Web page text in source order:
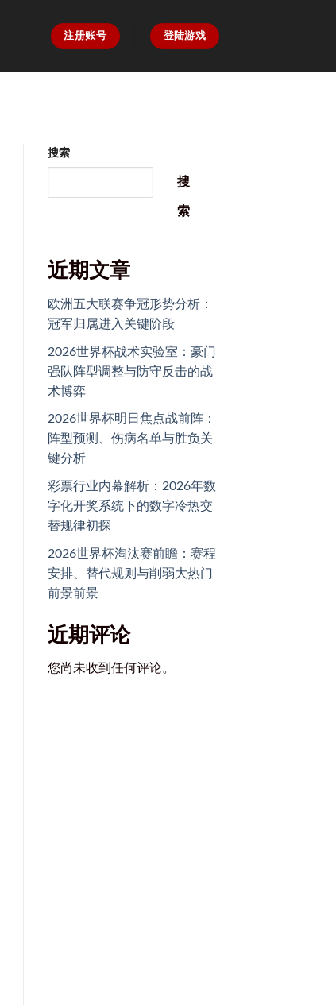
注册账号 登陆游戏
搜索
搜
索
近期文章
欧洲五大联赛争冠形势分析：
冠军归属进入关键阶段
2026世界杯战术实验室：豪门
强队阵型调整与防守反击的战
术博弈
2026世界杯明日焦点战前阵：
阵型预测、伤病名单与胜负关
键分析
彩票行业内幕解析：2026年数
字化开奖系统下的数字冷热交
替规律初探
2026世界杯淘汰赛前瞻：赛程
安排、替代规则与削弱大热门
前景前景
近期评论
您尚未收到任何评论。